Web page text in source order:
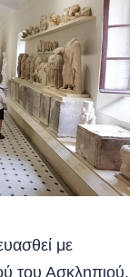
με
του Ασκληπιού.